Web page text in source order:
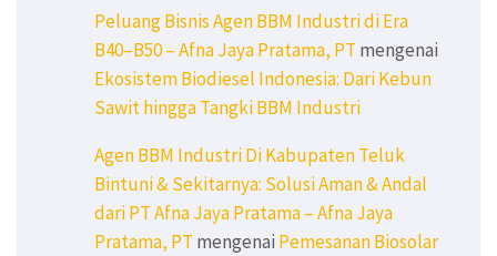
Peluang Bisnis Agen BBM Industri di Era
B40–B50 – Afna Jaya Pratama, PT mengenai
Ekosistem Biodiesel Indonesia: Dari Kebun
Sawit hingga Tangki BBM Industri
Agen BBM Industri Di Kabupaten Teluk
Bintuni & Sekitarnya: Solusi Aman & Andal
dari PT Afna Jaya Pratama – Afna Jaya
Pratama, PT mengenai Pemesanan Biosolar